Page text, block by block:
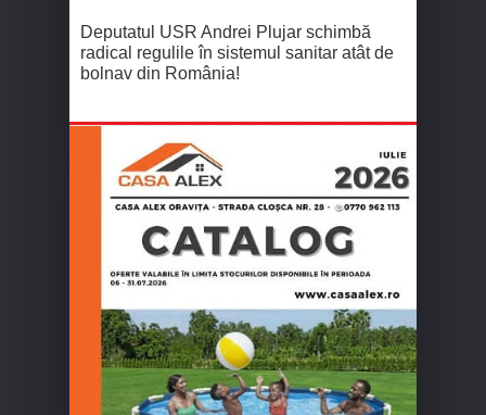
Deputatul USR Andrei Plujar schimbă
radical regulile în sistemul sanitar atât de
bolnav din România!